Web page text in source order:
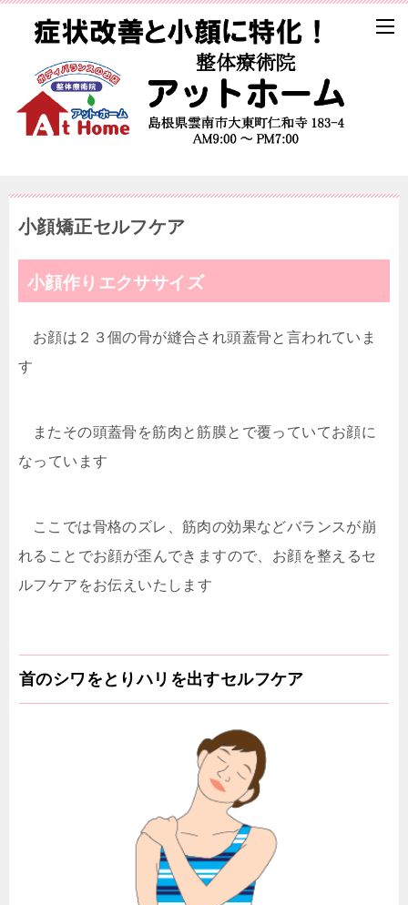
小顔矯正セルフケア
小顔作りエクササイズ
お顔は２３個の骨が縫合され頭蓋骨と言われていま
す
またその頭蓋骨を筋肉と筋膜とで覆っていてお顔に
なっています
ここでは骨格のズレ、筋肉の効果などバランスが崩
れることでお顔が歪んできますので、お顔を整えるセ
ルフケアをお伝えいたします
首のシワをとりハリを出すセルフケア